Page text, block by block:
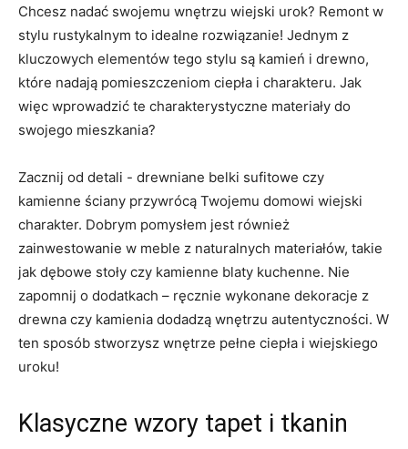
Chcesz‌ nadać swojemu wnętrzu wiejski⁤ urok? Remont w
stylu ‌rustykalnym to idealne rozwiązanie! Jednym ‌z
kluczowych elementów tego stylu są ⁣kamień i drewno,⁣
które nadają pomieszczeniom ciepła i charakteru. Jak
więc wprowadzić te charakterystyczne materiały do
swojego⁤ mieszkania?
Zacznij od detali ⁤- drewniane belki sufitowe czy
kamienne ściany przywrócą Twojemu domowi‌ wiejski
charakter. Dobrym pomysłem jest również
zainwestowanie w ⁣meble z naturalnych materiałów, ‌takie
jak dębowe ‌stoły czy kamienne blaty kuchenne. Nie
zapomnij o dodatkach – ręcznie wykonane dekoracje z
drewna ⁢czy kamienia dodadzą wnętrzu autentyczności. W
ten sposób stworzysz wnętrze pełne ciepła i wiejskiego​
uroku!
Klasyczne wzory tapet i tkanin